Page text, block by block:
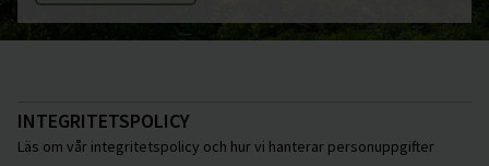
INTEGRITETSPOLICY
Läs om vår integritetspolicy och hur vi hanterar personuppgifter